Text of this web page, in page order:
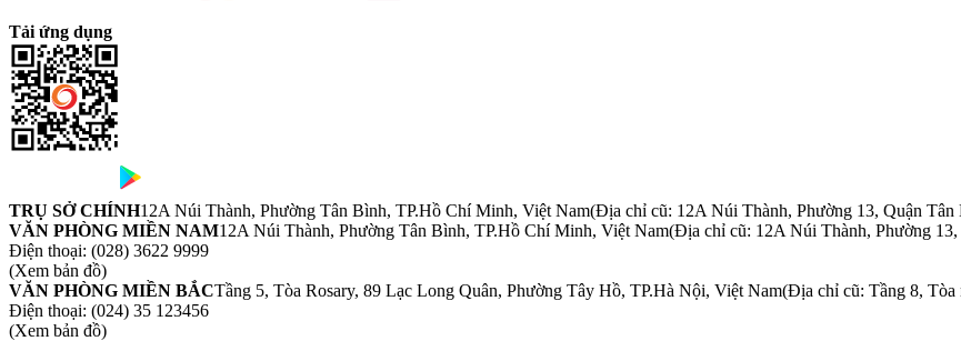
Tải ứng dụng
TRỤ SỞ CHÍNH12A Núi Thành, Phường Tân Bình, TP.Hồ Chí Minh, Việt Nam(Địa chỉ cũ: 12A Núi Thành, Phường 13, Quận
VĂN PHÒNG MIỀN NAM12A Núi Thành, Phường Tân Bình, TP.Hồ Chí Minh, Việt Nam(Địa chỉ cũ: 12A Núi Thành, Phường
Điện thoại: (028) 3622 9999
(Xem bản đồ)
VĂN PHÒNG MIỀN BẮCTầng 5, Tòa Rosary, 89 Lạc Long Quân, Phường Tây Hồ, TP.Hà Nội, Việt Nam(Địa chỉ cũ: Tầng 8,
Điện thoại: (024) 35 123456
(Xem bản đồ)